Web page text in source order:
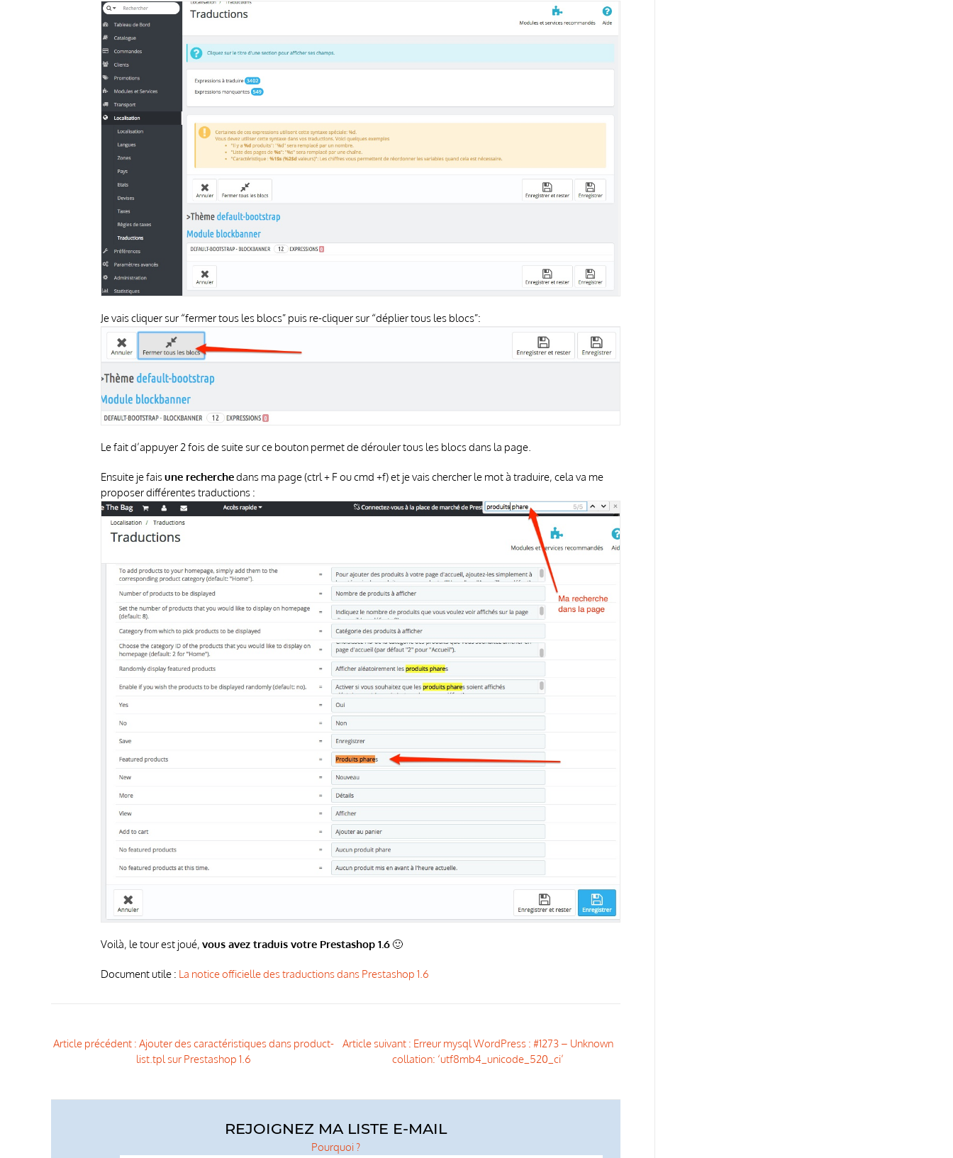
Je vais cliquer sur “fermer tous les blocs” puis re-cliquer sur “déplier tous les blocs”:
Le fait d’appuyer 2 fois de suite sur ce bouton permet de dérouler tous les blocs dans la page.
Ensuite je faisune recherchedans ma page (ctrl + F ou cmd +f) et je vais chercher le mot à traduire, cela va me
proposer différentes traductions :
Voilà, le tour est joué, vous avez traduis votre Prestashop 1.6 🙂
Document utile : La notice officielle des traductions dans Prestashop 1.6
NAVIGATION
Article précédent : Ajouter des caractéristiques dans product-
list.tpl sur Prestashop 1.6
Article suivant : Erreur mysql WordPress : #1273 – Unknown
collation: ‘utf8mb4_unicode_520_ci’
REJOIGNEZ MA LISTE E-MAIL
Pourquoi ?